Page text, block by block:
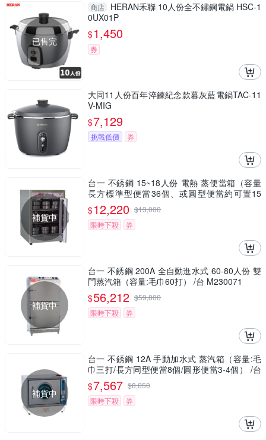
已售完
商店
HERAN禾聯 10人份全不鏽鋼電鍋 HSC-1
0UX01P
$1,450
券
大同11人份百年淬鍊紀念款暮灰藍電鍋TAC-11
V-MIG
$7,129
挑戰低價 券
補貨中
台一 不銹鋼 15~18人份 電熱 蒸便當箱（容量
長方標準型便當36個、或圓型便當約可置15
個） /台 TE-36G
$12,220 $13,000
限時下殺
券
補貨中
台一 不銹鋼 200A 全自動進水式 60-80人份 雙
門蒸汽箱（容量:毛巾60打） /台 M230071
$56,212 $59,800
限時下殺
券
補貨中
台一 不銹鋼 12A 手動加水式 蒸汽箱（容量:毛
巾三打/長方同型便當8個/圓形便當3-4個） /台
M4313
$7,567 $8,050
限時下殺
券